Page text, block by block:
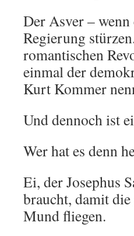
Der Asver – wenn
Regierung
romantischen
einmal der
Kurt Kommer
Und dennoch ist
Wer hat es denn
Ei, der Josephus
braucht, damit
Mund fliegen.